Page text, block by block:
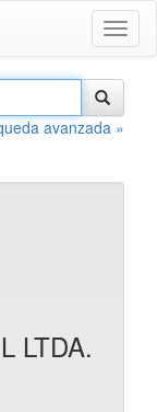
avanzada »
LTDA.